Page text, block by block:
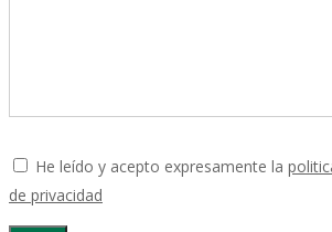
He leído y acepto expresamente la
de privacidad